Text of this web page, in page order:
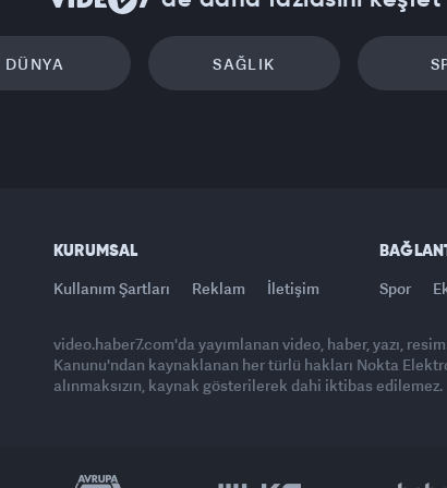
DÜNYA SAĞLIK
KURUMSAL
Kullanım Şartları Reklam İletişim Spor
video.haber7.com'da yayımlanan video, haber, yazı,
Kanunu'ndan kaynaklanan her türlü hakları Nokta
alınmaksızın, kaynak gösterilerek dahi iktibas edilemez.